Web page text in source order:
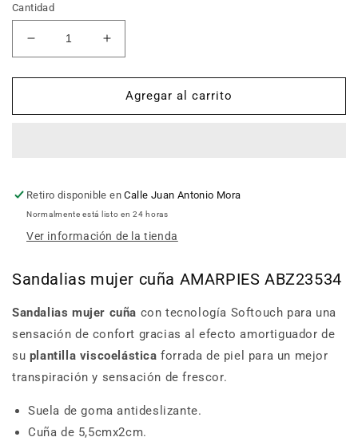
Cantidad
Reducir
cantidad
para
mujer
Aumentar
cantidad
para
Sandalias
mujer
Agregar al carrito
Retiro disponible enCalle Juan Antonio Mora
Normalmente está listo en 24 horas
Ver información de la tienda
Sandalias mujer cuña AMARPIES ABZ23534
Sandalias mujer cuña con tecnología Softouch para una
sensación de confort gracias al efecto amortiguador de
su plantilla viscoelástica forrada de piel para un mejor
transpiración y sensación de frescor.
Suela de goma antideslizante.
Cuña de 5,5cmx2cm.